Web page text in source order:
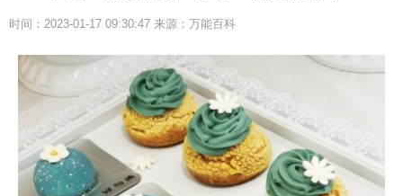
时间：2023-01-17 09:30:47 来源：万能百科